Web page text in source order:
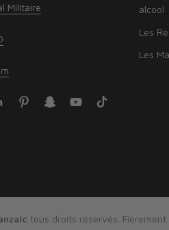
Militaire
alcool
Les
Les
tous droits réservés.